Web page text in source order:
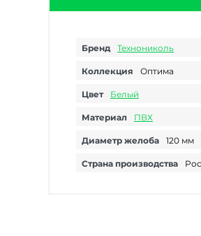
Бренд Технониколь
Коллекция Оптима
Цвет Белый
Материал ПВХ
Диаметр желоба 120 мм
Страна производства